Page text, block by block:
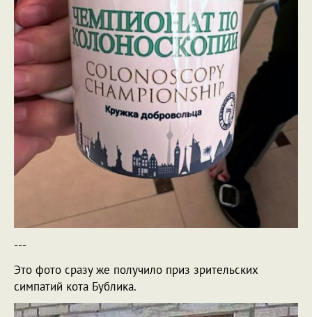
---
Это фото сразу же получило приз зрительских
симпатий кота Бублика.